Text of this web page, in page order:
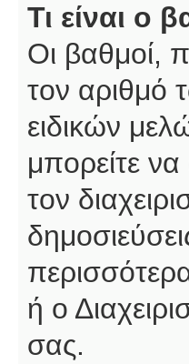
Τι είναι ο
Οι βαθμοί,
τον αριθμό
ειδικών
μπορείτε να
τον
ή ο
σας.